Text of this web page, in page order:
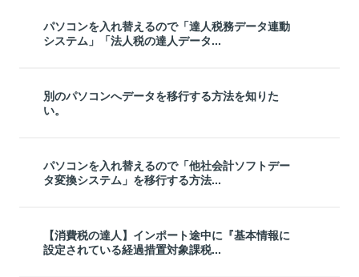
パソコンを入れ替えるので「達人税務データ連動
システム」「法人税の達人データ...
別のパソコンへデータを移行する方法を知りた
い。
パソコンを入れ替えるので「他社会計ソフトデー
タ変換システム」を移行する方法...
【消費税の達人】インポート途中に『基本情報に
設定されている経過措置対象課税...